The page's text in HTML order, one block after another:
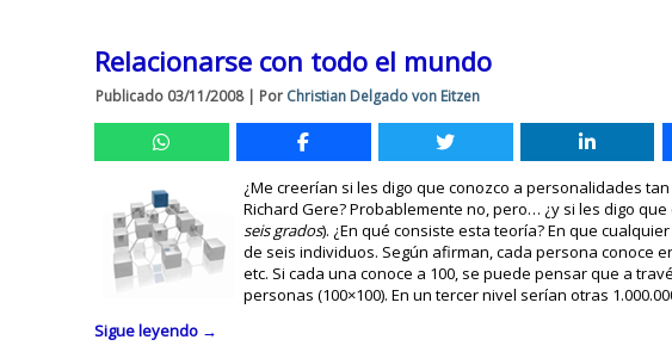
Relacionarse con todo el mundo
Publicado 03/11/2008| Por Christian Delgado von Eitzen
¿Me creerían si les digo que conozco a personalidades
Richard Gere? Probablemente no, pero… ¿y si les digo
seis grados). ¿En qué consiste esta teoría? En que
de seis individuos. Según afirman, cada persona conoce
etc. Si cada una conoce a 100, se puede pensar que a
personas (100×100). En un tercer nivel serían otras
Sigue leyendo →